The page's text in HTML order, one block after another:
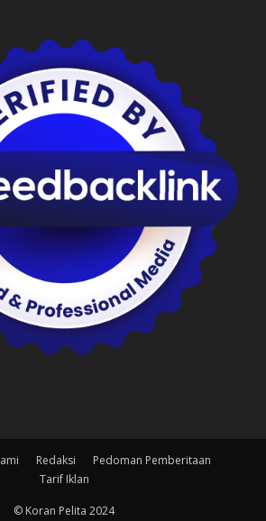
Redaksi
Pedoman Pemberitaan
Tarif Iklan
© Koran Pelita 2024